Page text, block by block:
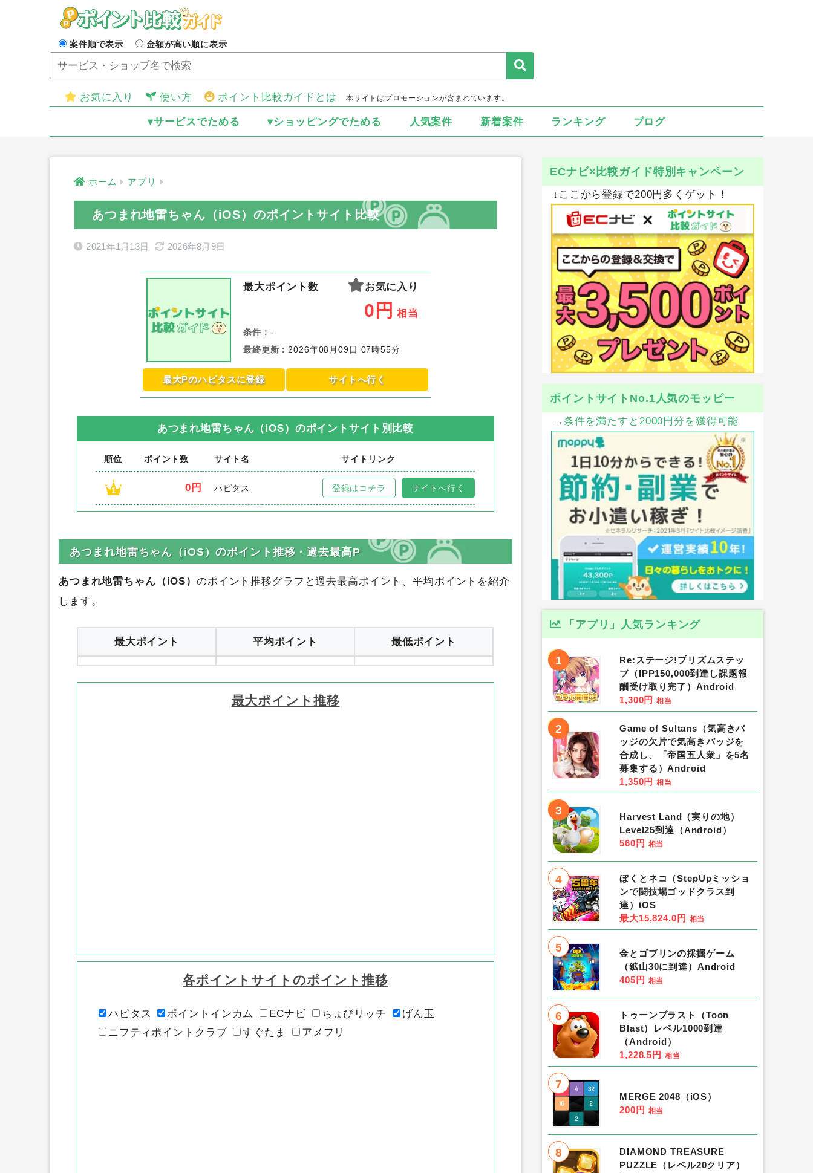
案件順で表示 金額が高い順に表示
お気に入り 使い方 ポイント比較ガイドとは 本サイトはプロモーションが含まれています。
▾サービスでためる ▾ショッピングでためる 人気案件 新着案件 ランキング ブログ
ホーム アプリ
あつまれ地雷ちゃん（iOS）のポイントサイト比較
2021年1月13日 2026年8月9日
最大ポイント数 お気に入り
0 円 相当
条件： -
最終更新 ： 2026年08月09日 07時55分
最大Pのハピタスに登録 サイトへ行く
あつまれ地雷ちゃん（iOS） のポイントサイト別比較
順位 ポイント数 サイト名 サイトリンク
0円 ハピタス 登録はコチラ サイトへ行く
あつまれ地雷ちゃん（iOS）のポイント推移・過去最高P
あつまれ地雷ちゃん（iOS）
のポイント推移グラフと過去最高ポイント、平均ポイントを紹介
します。
平均ポイント
各ポイントサイトのポイント推移
ECナビ×比較ガイド特別キャンペーン
↓ここから登録で200円多くゲット！
ポイントサイトNo.1人気のモッピー
→ 条件を満たすと2000円分を獲得可能
「アプリ」人気ランキング
1
Re:ステージ!プリズムステッ
プ（IPP150,000到達し課題報
酬受け取り完了）Android
1,300円 相当
2
Game of Sultans（気高きバ
ッジの欠片で気高きバッジを
合成し、「帝国五人衆」を5名
募集する）Android
1,350円 相当
3
Harvest Land（実りの地）
Level25到達（Android）
560円 相当
4
ぼくとネコ（StepUpミッショ
ンで闘技場ゴッドクラス到
達）iOS
最大15,824.0円 相当
5
金とゴブリンの採掘ゲーム
（鉱山30に到達）Android
405円 相当
6
トゥーンブラスト（Toon
Blast）レベル1000到達
（Android）
1,228.5円 相当
7
MERGE 2048（iOS）
200円 相当
8
DIAMOND TREASURE
PUZZLE（レベル20クリア）